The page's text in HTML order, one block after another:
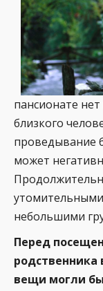
пансионате
близкого
проведывание
может
небольшими
Перед
родственника
вещи могли